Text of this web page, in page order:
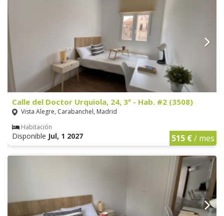
Calle del Doctor Urquiola, 24, 3º - Hab. #2 (3508)
Vista Alegre, Carabanchel, Madrid
Habitación
Disponible Jul, 1 2027 515 €/ mes